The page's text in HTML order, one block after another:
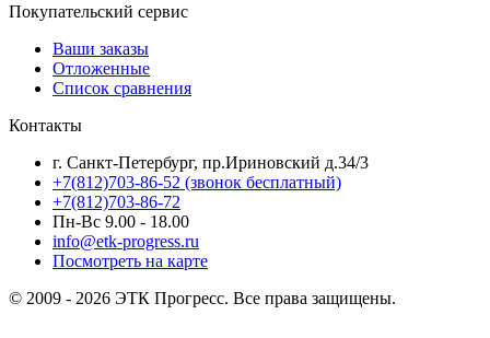
Покупательский сервис
Ваши заказы
Отложенные
Список сравнения
Контакты
г. Санкт-Петербург, пр.Ириновский д.34/3
+7(812)703-86-52 (звонок бесплатный)
+7(812)703-86-72
Пн-Вс 9.00 - 18.00
info@etk-progress.ru
Посмотреть на карте
© 2009 - 2026 ЭТК Прогресс. Все права защищены.